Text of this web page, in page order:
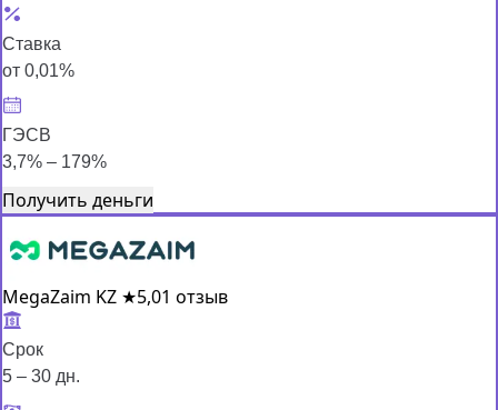
Ставка
от 0,01%
ГЭСВ
3,7% – 179%
Получить деньги
MegaZaim KZ ★5,01 отзыв
Срок
5 – 30 дн.